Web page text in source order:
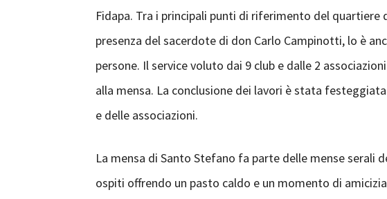
Fidapa. Tra i principali punti di riferimento del
presenza del sacerdote di don Carlo Campinotti, lo è
persone. Il service voluto dai 9 club e dalle 2
alla mensa. La conclusione dei lavori è stata
e delle associazioni.
La mensa di Santo Stefano fa parte delle mense serali
ospiti offrendo un pasto caldo e un momento di